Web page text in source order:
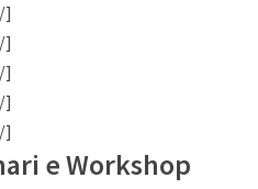
]
]
]
]
]
e Workshop